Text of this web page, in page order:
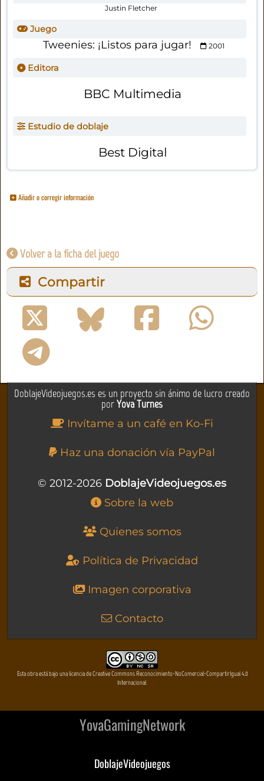
Justin Fletcher
Juego
Tweenies: ¡Listos para jugar! 2001
Editora
BBC Multimedia
Estudio de doblaje
Best Digital
Añadir o corregir información
Volver a la ficha del juego
Compartir
DoblajeVideojuegos.es es un proyecto sin ánimo de lucro creado
porYova Turnes
Invítame a un café en Ko-Fi
Haz una donación vía PayPal
© 2012-2026 DoblajeVideojuegos.es
Sobre la web
Quienes somos
Política de Privacidad
Imagen corporativa
Contacto
Esta obra está bajo una licencia de Creative Commons Reconocimiento-NoComercial-CompartirIgual 4.0
Internacional
YovaGamingNetwork
DoblajeVideojuegos